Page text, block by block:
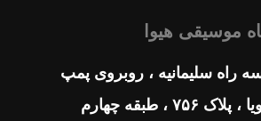
موسیقی هیوا
راه سلیمانیه ، روبروی پمپ
، طبقه چهارم